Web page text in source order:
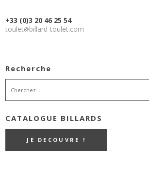
+33 (0)3 20 46 25 54
toulet@billard-toulet.com
Recherche
CATALOGUE BILLARDS
JE DECOUVRE !